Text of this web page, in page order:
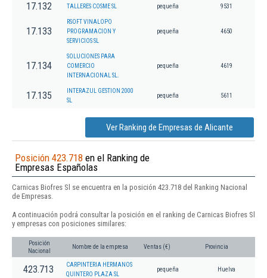
17.132 TALLERES COSME SL pequeña 9531
17.133
RSOFT VINALOPO
PROGRAMACION Y
SERVICIOS SL
pequeña 4650
17.134
SOLUCIONES PARA
COMERCIO
INTERNACIONAL SL.
pequeña 4619
17.135
INTERAZUL GESTION 2000
SL
pequeña 5611
Ver Ranking de Empresas de Alicante
Posición 423.718 en el Ranking de
Empresas Españolas
Carnicas Biofres Sl se encuentra en la posición 423.718 del Ranking Nacional
de Empresas.
A continuación podrá consultar la posición en el ranking de Carnicas Biofres Sl
y empresas con posiciones similares:
Posición
Nacional
Nombre de la empresa Ventas (€) Provincia
423.713
CARPINTERIA HERMANOS
QUINTERO PLAZA SL
pequeña Huelva